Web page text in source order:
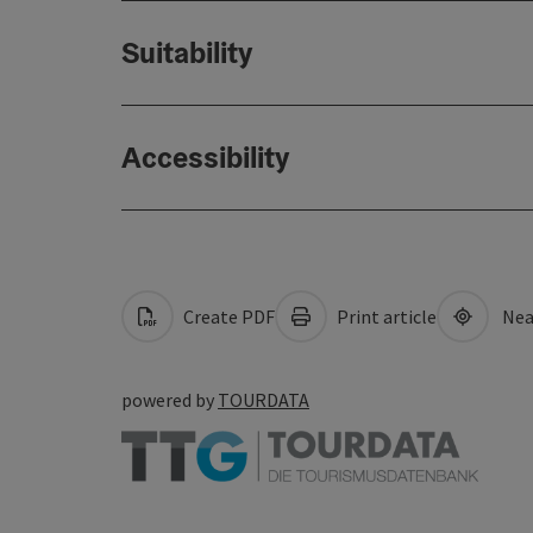
Suitability
Accessibility
Create PDF Print article
powered by TOURDATA